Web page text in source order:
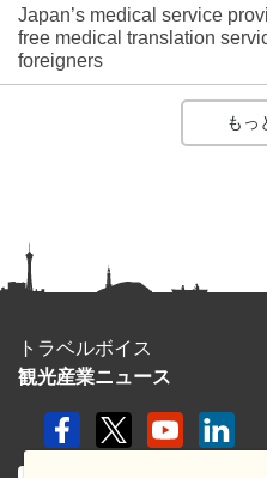
Japan’s medical service
free medical translation
foreigners
もっ
トラベルボイス
観光産業ニュース